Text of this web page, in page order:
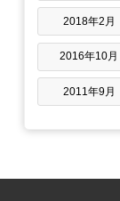
2018年2月
2016年10月
2011年9月